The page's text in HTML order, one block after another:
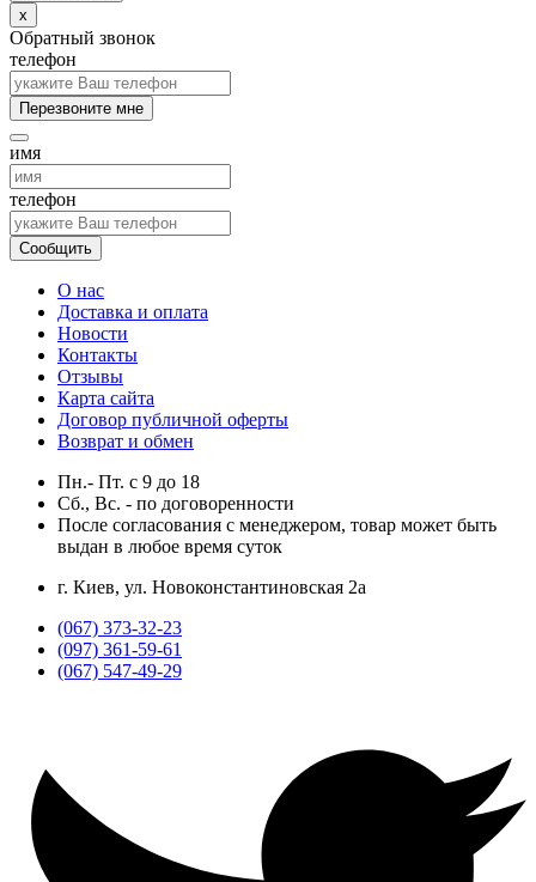
x
Обратный звонок
телефон
Перезвоните мне
имя
телефон
Сообщить
О нас
Доставка и оплата
Новости
Контакты
Отзывы
Карта сайта
Договор публичной оферты
Возврат и обмен
Пн.- Пт. с 9 до 18
Сб., Вс. - по договоренности
После согласования с менеджером, товар может быть
выдан в любое время суток
г. Киев, ул. Новоконстантиновская 2а
(067) 373-32-23
(097) 361-59-61
(067) 547-49-29